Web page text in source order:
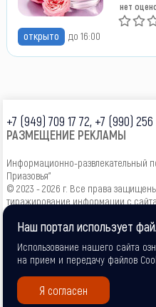
открыто до 16:00
нет
+7 (949) 709 17 72, +7 (990)
РАЗМЕЩЕНИЕ РЕКЛАМЫ
Информационно-развлекательный
Приазовья"
© 2023 - 2026 г. Все права
тиражирование информации с
16+
Наш портал использует
Использование нашего сайта
на прием и передачу файлов
Я согласен